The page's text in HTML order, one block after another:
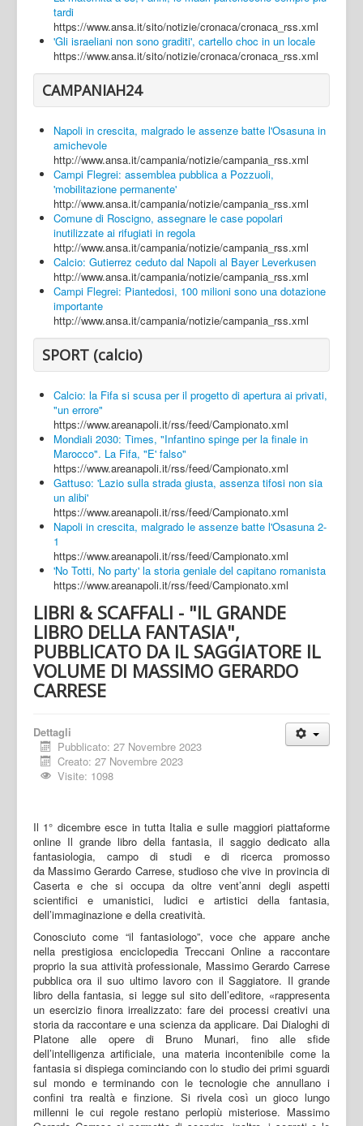
tardi
https://www.ansa.it/sito/notizie/cronaca/cronaca_rss.xml
'Gli israeliani non sono graditi', cartello choc in un locale
https://www.ansa.it/sito/notizie/cronaca/cronaca_rss.xml
CAMPANIAH24
Napoli in crescita, malgrado le assenze batte l'Osasuna in
amichevole
http://www.ansa.it/campania/notizie/campania_rss.xml
Campi Flegrei: assemblea pubblica a Pozzuoli,
'mobilitazione permanente'
http://www.ansa.it/campania/notizie/campania_rss.xml
Comune di Roscigno, assegnare le case popolari
inutilizzate ai rifugiati in regola
http://www.ansa.it/campania/notizie/campania_rss.xml
Calcio: Gutierrez ceduto dal Napoli al Bayer Leverkusen
http://www.ansa.it/campania/notizie/campania_rss.xml
Campi Flegrei: Piantedosi, 100 milioni sono una dotazione
importante
http://www.ansa.it/campania/notizie/campania_rss.xml
SPORT (calcio)
Calcio: la Fifa si scusa per il progetto di apertura ai privati,
"un errore"
https://www.areanapoli.it/rss/feed/Campionato.xml
Mondiali 2030: Times, "Infantino spinge per la finale in
Marocco". La Fifa, "E' falso"
https://www.areanapoli.it/rss/feed/Campionato.xml
Gattuso: 'Lazio sulla strada giusta, assenza tifosi non sia
un alibi'
https://www.areanapoli.it/rss/feed/Campionato.xml
Napoli in crescita, malgrado le assenze batte l'Osasuna 2-
1
https://www.areanapoli.it/rss/feed/Campionato.xml
'No Totti, No party' la storia geniale del capitano romanista
https://www.areanapoli.it/rss/feed/Campionato.xml
LIBRI & SCAFFALI - "IL GRANDE
LIBRO DELLA FANTASIA",
PUBBLICATO DA IL SAGGIATORE IL
VOLUME DI MASSIMO GERARDO
CARRESE
Dettagli
Pubblicato: 27 Novembre 2023
Creato: 27 Novembre 2023
Visite: 1098
Il 1° dicembre esce in tutta Italia e sulle maggiori piattaforme
online Il grande libro della fantasia, il saggio dedicato alla
fantasiologia, campo di studi e di ricerca promosso
da Massimo Gerardo Carrese, studioso che vive in provincia di
Caserta e che si occupa da oltre vent’anni degli aspetti
scientifici e umanistici, ludici e artistici della fantasia,
dell’immaginazione e della creatività.
Conosciuto come “il fantasiologo”, voce che appare anche
nella prestigiosa enciclopedia Treccani Online a raccontare
proprio la sua attività professionale, Massimo Gerardo Carrese
pubblica ora il suo ultimo lavoro con il Saggiatore. Il grande
libro della fantasia, si legge sul sito dell’editore, «rappresenta
un esercizio finora irrealizzato: fare dei processi creativi una
storia da raccontare e una scienza da applicare. Dai Dialoghi di
Platone alle opere di Bruno Munari, fino alle sfide
dell’intelligenza artificiale, una materia incontenibile come la
fantasia si dispiega cominciando con lo studio dei primi sguardi
sul mondo e terminando con le tecnologie che annullano i
confini tra realtà e finzione. Si rivela così un gioco lungo
millenni le cui regole restano perlopiù misteriose. Massimo